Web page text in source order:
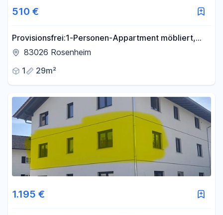
510 €
Provisionsfrei:1-Personen-Appartment möbliert,
EBK, Bad, Balkon, Bergblick
83026 Rosenheim
1
29m²
1.195 €